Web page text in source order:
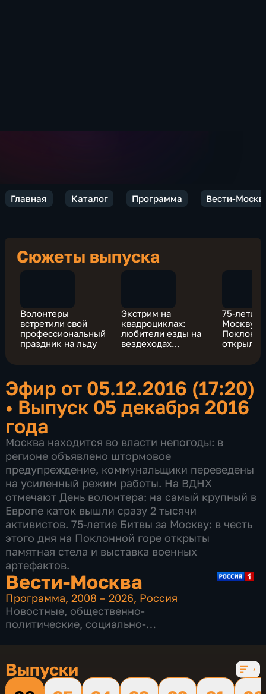
Главная Каталог Программа Вести-
Сюжеты выпуска
Волонтеры
встретили свой
профессиональный
праздник на льду
Экстрим на
квадроциклах:
любители езды на
вездеходах
75-летие
Москву:
открыли
Эфир от 05.12.2016 (17:20)
• Выпуск 05 декабря 2016
года
Москва находится во власти непогоды: в
регионе объявлено штормовое
предупреждение, коммунальщики переведены
на усиленный режим работы. На ВДНХ
отмечают День волонтера: на самый крупный в
Европе каток вышли сразу 2 тысячи
активистов. 75-летие Битвы за Москву: в честь
этого дня на Поклонной горе открыты
памятная стела и выставка военных
артефактов.
Вести-Москва
Программа,2008 – 2026, Россия
Новостные, общественно-
политические, социально-
Выпуски